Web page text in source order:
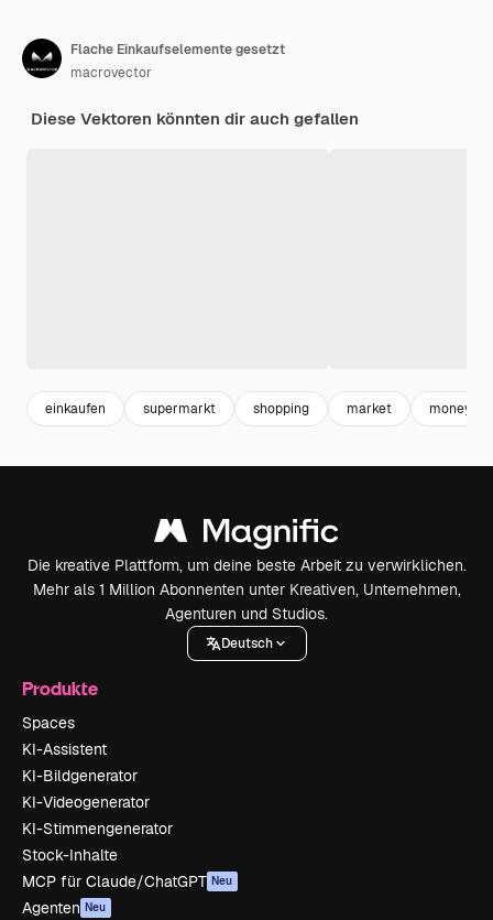
Flache Einkaufselemente gesetzt
macrovector
Diese Vektoren könnten dir auch gefallen
einkaufen supermarkt shopping market money
Die kreative Plattform, um deine beste Arbeit zu verwirklichen.
Mehr als 1 Million Abonnenten unter Kreativen, Unternehmen,
Agenturen und Studios.
Deutsch
Produkte
Spaces
KI-Assistent
KI-Bildgenerator
KI-Videogenerator
KI-Stimmengenerator
Stock-Inhalte
MCP für Claude/ChatGPT Neu
Agenten Neu